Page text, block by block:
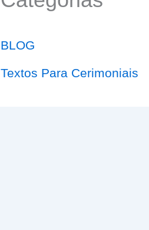
BLOG
Textos Para Cerimoniais